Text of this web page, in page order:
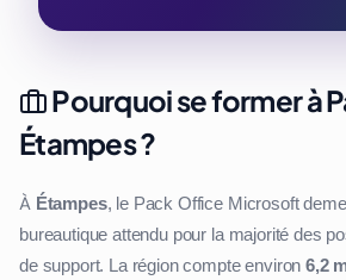
Pourquoi se former à
Étampes ?
À Étampes, le Pack Office Microsoft
bureautique attendu pour la majorité des
de support. La région compte environ6,2